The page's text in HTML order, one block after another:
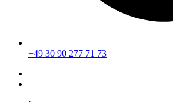
+49 30 90 277 71 73